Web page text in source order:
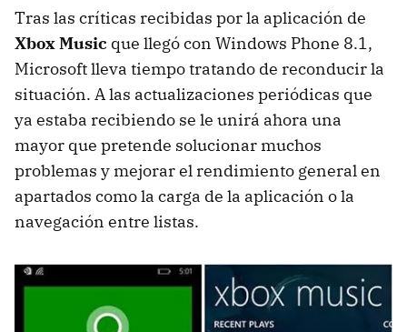
Tras las críticas recibidas por la aplicación de
Xbox Music que llegó con Windows Phone 8.1,
Microsoft lleva tiempo tratando de reconducir la
situación. A las actualizaciones periódicas que
ya estaba recibiendo se le unirá ahora una
mayor que pretende solucionar muchos
problemas y mejorar el rendimiento general en
apartados como la carga de la aplicación o la
navegación entre listas.